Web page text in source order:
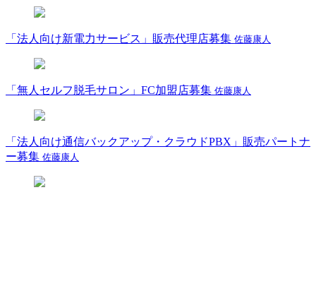
「法人向け新電力サービス」販売代理店募集 佐藤康人
「無人セルフ脱毛サロン」FC加盟店募集 佐藤康人
「法人向け通信バックアップ・クラウドPBX」販売パートナ
ー募集 佐藤康人